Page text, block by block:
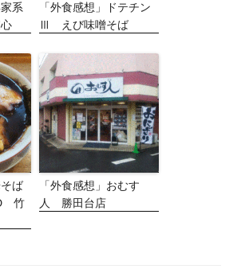
系
「外食感想」ドテチン
Ⅲ えび味噌そば
ば
竹
「外食感想」おむす
人 勝田台店